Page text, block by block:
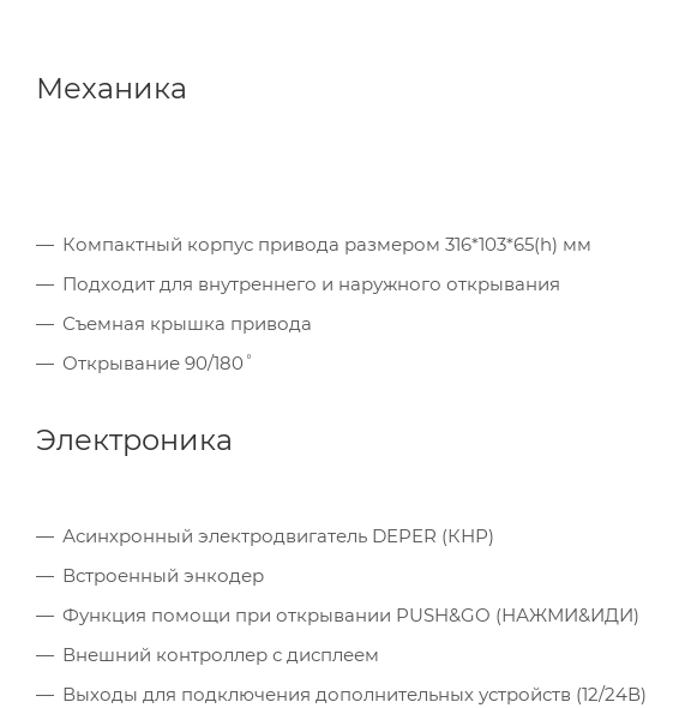
Механика
Компактный корпус привода размером 316*103*65(h) мм
Подходит для внутреннего и наружного открывания
Съемная крышка привода
Открывание 90/180˚
Электроника
Асинхронный электродвигатель DEPER (КНР)
Встроенный энкодер
Функция помощи при открывании PUSH&GO (НАЖМИ&ИДИ)
Внешний контроллер с дисплеем
Выходы для подключения дополнительных устройств (12/24В)